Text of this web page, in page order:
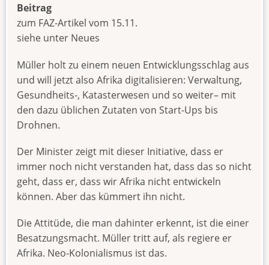
Beitrag
zum FAZ-Artikel vom 15.11.
siehe unter Neues
Müller holt zu einem neuen Entwicklungsschlag aus
und will jetzt also Afrika digitalisieren: Verwaltung,
Gesundheits-, Katasterwesen und so weiter– mit
den dazu üblichen Zutaten von Start-Ups bis
Drohnen.
Der Minister zeigt mit dieser Initiative, dass er
immer noch nicht verstanden hat, dass das so nicht
geht, dass er, dass wir Afrika nicht entwickeln
können. Aber das kümmert ihn nicht.
Die Attitüde, die man dahinter erkennt, ist die einer
Besatzungsmacht. Müller tritt auf, als regiere er
Afrika. Neo-Kolonialismus ist das.